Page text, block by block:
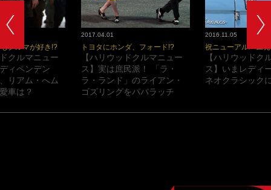
2017.04.01
トヨタにホンダ、フォード!?
【ハリウッドクルマニュー
ス】実は庶民派！ 「ラ・
ラ・ランド」のライアン・
ゴズリングをパパラッチ
2016.11.05
祝ニューアルバム
【ハリウッドク
ス】いまレディ
ネオクラシック
クルマが好き!?
クルマニュー
ィペンデン
リアム・へム
車は？